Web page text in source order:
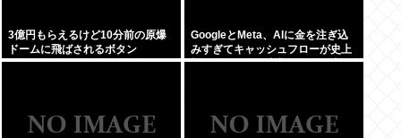
3億円もらえるけど10分前の原爆
ドームに飛ばされるボタン
GoogleとMeta、AIに金を注ぎ込
みすぎてキャッシュフローが史上
初のマイナス。売却か保有で内ゲ